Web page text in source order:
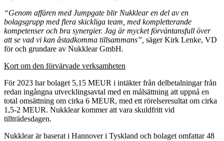
“Genom affären med Jumpgate blir Nukklear en del av en
bolagsgrupp med flera skickliga team, med kompletterande
kompetenser och bra synergier. Jag är mycket förväntansfull över
att se vad vi kan åstadkomma tillsammans”, säger Kirk Lenke, VD
för och grundare av Nukklear GmbH.
Kort om den förvärvade verksamheten
För 2023 har bolaget 5,15 MEUR i intäkter från delbetalningar från
redan ingångna utvecklingsavtal med en målsättning att uppnå en
total omsättning om cirka 6 MEUR, med ett rörelseresultat om cirka
1,5-2 MEUR. Nukklear kommer att vara skuldfritt vid
tillträdesdagen.
Nukklear är baserat i Hannover i Tyskland och bolaget omfattar 48